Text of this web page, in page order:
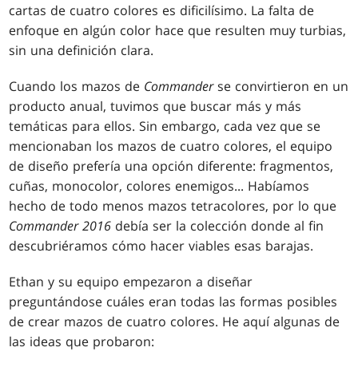
cartas de cuatro colores es dificilísimo. La falta de
enfoque en algún color hace que resulten muy turbias,
sin una definición clara.
Cuando los mazos de Commanderse convirtieron en un
producto anual, tuvimos que buscar más y más
temáticas para ellos. Sin embargo, cada vez que se
mencionaban los mazos de cuatro colores, el equipo
de diseño prefería una opción diferente: fragmentos,
cuñas, monocolor, colores enemigos... Habíamos
hecho de todo menos mazos tetracolores, por lo que
Commander 2016 debía ser la colección donde al fin
descubriéramos cómo hacer viables esas barajas.
Ethan y su equipo empezaron a diseñar
preguntándose cuáles eran todas las formas posibles
de crear mazos de cuatro colores. He aquí algunas de
las ideas que probaron: